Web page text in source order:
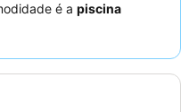
é a piscina
relaxar. Os hóspedes
diversificado e
considere solicitar